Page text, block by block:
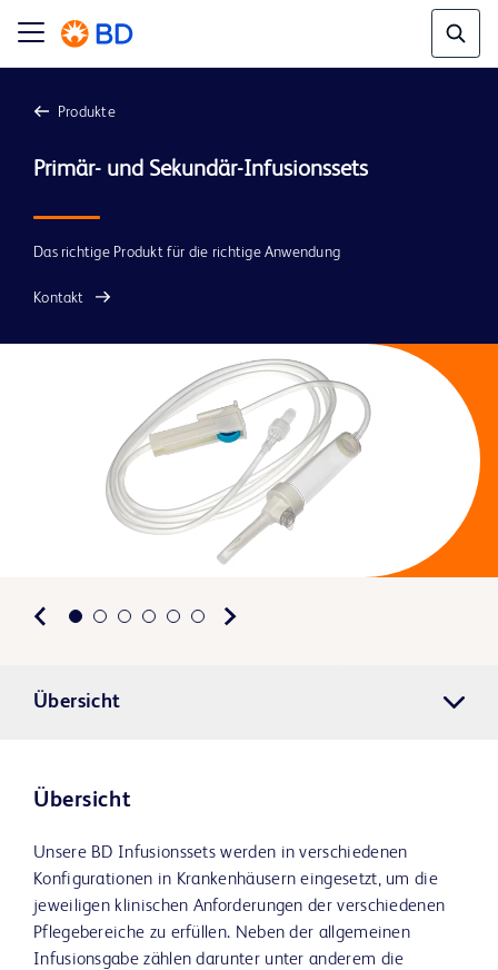
Produkte
Das richtige Produkt für die richtige Anwendung
Kontakt
Übersicht
Übersicht
Unsere BD Infusionssets werden in verschiedenen
Konfigurationen in Krankenhäusern eingesetzt, um die
jeweiligen klinischen Anforderungen der verschiedenen
Pflegebereiche zu erfüllen. Neben der allgemeinen
Infusionsgabe zählen darunter unter anderem die